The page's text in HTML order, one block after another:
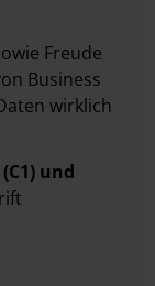
Freude
Business
wirklich
und